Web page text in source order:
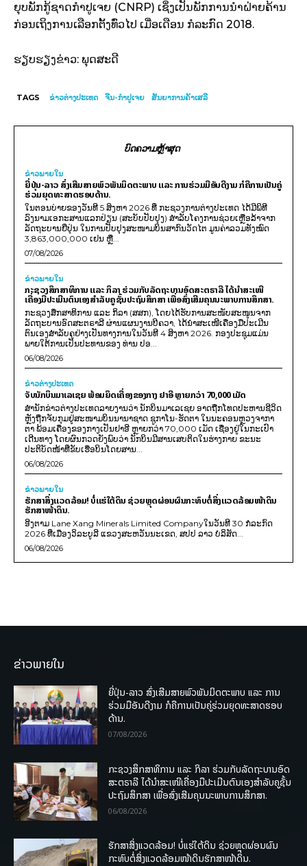
ຍຸບພັກກູ້ຊາດກຳປູເຈຍ (CNRP) ເຊິ່ງເປັນພັກການນຳຝ່າຍຄ້ານ
ກ່ອນເຖິງການເລືອກຕັ້ງທົ່ວໄປ ເມື່ອເດືອນ ກໍລະກົດ 2018.
ຮຽບຮຽງຂ່າວ: ພຸດສະດີ
TAGS ຂ່າວຕ່າງປະເທດ ຈີນ-ກຳປູເຈຍ ສັນຍາການຄ້າເສລີ
ບົດຄວາມຫຼ້າສຸດ
ຂ່າວພາຍ​ໃນ
ຍີ່ປຸ່ນ-ລາວ ສົ່ງເສີມສາຍພົວພັນມິດຕະພາບ ແລະ ການຮ່ວມມືອັນດີງາມ ກໍຄືການເປັນຄູ່
ຮ່ວມຍຸດທະສາດຮອບດ້ານ.
ໃນຕອນບ່າຍຂອງວັນທີ 5 ສິງຫາ 2026 ທີ່ ກະຊວງການຕ່າງປະເທດ ໄດ້ມີພິທີ
ລົງນາມເອກະສານແລກປ່ຽນ (ສະບັບປັບປຸງ) ສໍາລັບໂຄງການຊ່ວຍເຫຼືອລ້າຈາກ
ລັດຖະບານຍີ່ປຸ່ນ ໃນການປັບປຸງສະໜາມບິນສາກົນວັດໄຕ ມູນຄ່າລວມທັງໝົດ
3,863,000,000 ເຢນ ຫຼື...
07/08/2026
ຂ່າວພາຍ​ໃນ
ກະຊວງສຶກສາທິການ ແລະ ກິລາ ຮ່ວມກັບລັດຖະບານອົດສະຕຣາລີ ໄດ້ນຳສະເໜີ
ເຄື່ອງມືປະເມີນຕົນເອງສຳລັບຄູຊັ້ນປະຖົມສຶກສາ ເພື່ອສົ່ງເສີມຄຸນນະພາບການສຶກສາ.
ກະຊວງສຶກສາທິການ ແລະ ກິລາ (ສສກ), ໂດຍໄດ້ຮັບການສະໜັບສະໜູນຈາກ
ລັດຖະບານອົດສະຕຣາລີ ຜ່ານແຜນງານບີຄວາ, ໄດ້ນຳສະເໜີເຄື່ອງມືປະເມີນ
ຕົນເອງສຳລັບຄູຢ່າງເປັນທາງການໃນວັນທີ 4 ສິງຫາ 2026. ກອງປະຊຸມແມ່ນ
ພາຍໃຕ້ການເປັນປະທານຂອງ ທ່ານ ປອ...
06/08/2026
ຂ່າວຕ່າງປະເທດ
ຈັບນັກບິນມາເລເຊຍ ພ້ອມຍຶດເຄື່ອງຂອງກາງ ຢາອີ ຫຼາຍກວ່າ 70,000 ເມັດ
ສຳນັກຂ່າວຕ່າງປະເທດລາຍງານວ່າ ນັກບິນມາເລເຊຍ ອາດຖືກໂທດປະຫານຊີວິດ
ຫຼັງຖືກຈັບກຸມຢູ່ສະໜາມບິນນານາຊາດ ຊູກາໂນ-ຮັດຕາ ໃນນະຄອນຫຼວງຈາກາ
ຕາ ພ້ອມເຄື່ອງຂອງກາງເປັນຢາອີ ຫຼາຍກວ່າ 70,000 ເມັດ ເຊື່ອງຢູ່ໃນກະເປົາ
ເດີນທາງ ໂດຍຜົນກວດຍັງພົບວ່າ ນັກບິນມີສານເສບຕິດໃນຮ່າງກາຍ ຂະນະ
ປະຕິບັດໜ້າທີ່ຂັບເຮືອບິນໂດຍສານ...
06/08/2026
ຂ່າວພາຍ​ໃນ
ຮັກສາສິ່ງແວດລ້ອມ! ບໍ່ແຮ່ໃຕ້ດິນ ຊ່ວຍຫຼຸດຜ່ອນຜົນກະທົບຕໍ່ສິ່ງແວດລ້ອມໜ້າດິນ
ຮັກສາໜ້າດິນ.
ອີງຕາມ Lane Xang Minerals Limited Companyໃນວັນທີ 30 ກໍລະກົດ
2026 ທີ່ເມືອງວິລະບູລີ ແຂວງສະຫວັນນະເຂດ, ສປປ ລາວ ບໍລິສັດ...
06/08/2026
ຂ່າວພາຍໃນ
ຍີ່ປຸ່ນ-ລາວ ສົ່ງເສີມສາຍພົວພັນມິດຕະພາບ ແລະ ການ
ຮ່ວມມືອັນດີງາມ ກໍຄືການເປັນຄູ່ຮ່ວມຍຸດທະສາດຮອບ
ດ້ານ.
07/08/2026
ກະຊວງສຶກສາທິການ ແລະ ກິລາ ຮ່ວມກັບລັດຖະບານອົດ
ສະຕຣາລີ ໄດ້ນຳສະເໜີເຄື່ອງມືປະເມີນຕົນເອງສຳລັບຄູຊັ້ນ
ປະຖົມສຶກສາ ເພື່ອສົ່ງເສີມຄຸນນະພາບການສຶກສາ.
06/08/2026
ຮັກສາສິ່ງແວດລ້ອມ! ບໍ່ແຮ່ໃຕ້ດິນ ຊ່ວຍຫຼຸດຜ່ອນຜົນ
ກະທົບຕໍ່ສິ່ງແວດລ້ອມໜ້າດິນຮັກສາໜ້າດິນ.